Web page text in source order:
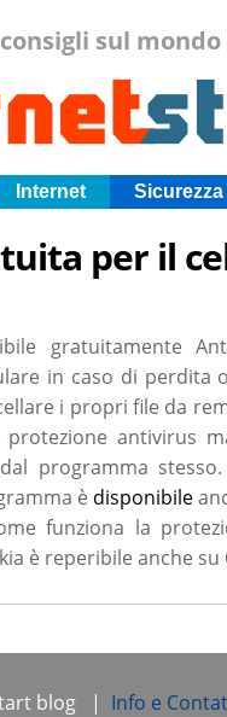
sul
Internet Sicurezza
per il
gratuitamente
in caso di perdita
i propri file da
antivirus
programma
è disponibile
funziona la
è reperibile anche su
blog | Info e